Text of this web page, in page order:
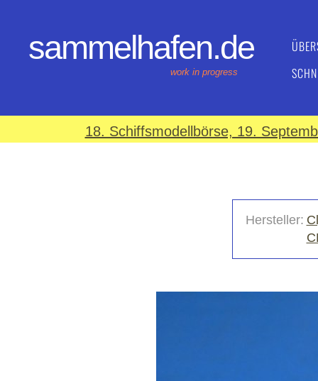
sammelhafen.de
work in progress
18. Schiffsmodellbörse, 19.
Hersteller: